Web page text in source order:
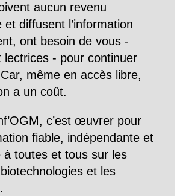
aucun revenu
et diffusent l’information
ont besoin de vous -
lectrices - pour continuer
même en accès libre,
a un coût.
c’est œuvrer pour
fiable, indépendante et
à toutes et tous sur les
et les